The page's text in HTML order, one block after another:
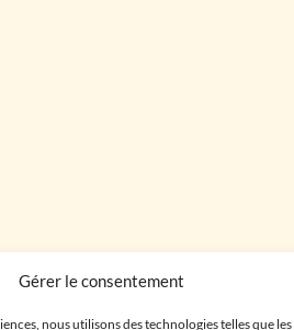
Gérer le consentement
nous utilisons des technologies telles que